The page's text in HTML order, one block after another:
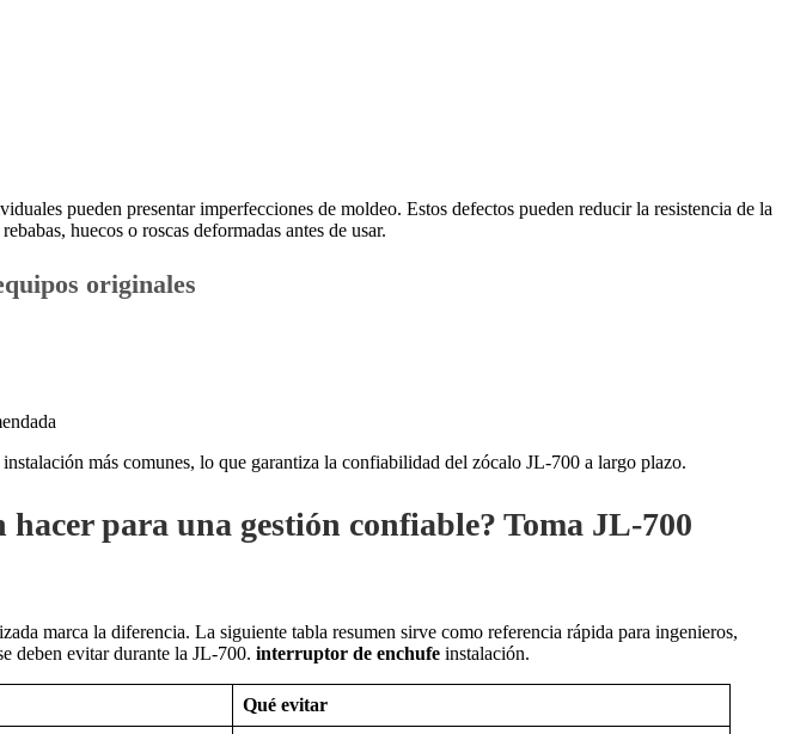
pueden presentar imperfecciones de moldeo. Estos defectos pueden reducir la resistencia de la
huecos o roscas deformadas antes de usar.
originales
más comunes, lo que garantiza la confiabilidad del zócalo JL-700 a largo plazo.
hacer para una gestión confiable? Toma JL-700
marca la diferencia. La siguiente tabla resumen sirve como referencia rápida para ingenieros,
deben evitar durante la JL-700. interruptor de enchufe instalación.
Qué evitar